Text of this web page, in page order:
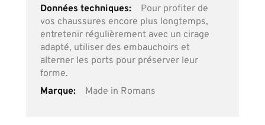
Pour profiter de
vos chaussures encore plus longtemps,
entretenir régulièrement avec un cirage
adapté, utiliser des embauchoirs et
alterner les ports pour préserver leur
forme.
Made in Romans